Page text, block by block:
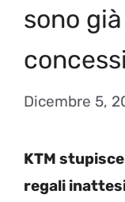
sono
Dicembre 5,
KTM
regali